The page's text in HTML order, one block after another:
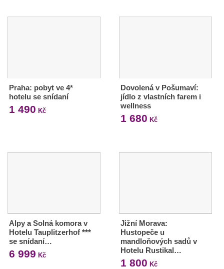
Praha: pobyt ve 4*
hotelu se snídaní
1 490 Kč
Dovolená v Pošumaví:
jídlo z vlastních farem i
wellness
1 680 Kč
Alpy a Solná komora v
Hotelu Tauplitzerhof ***
se snídaní…
6 999 Kč
Jižní Morava:
Hustopeče u
mandloňových sadů v
Hotelu Rustikal…
1 800 Kč